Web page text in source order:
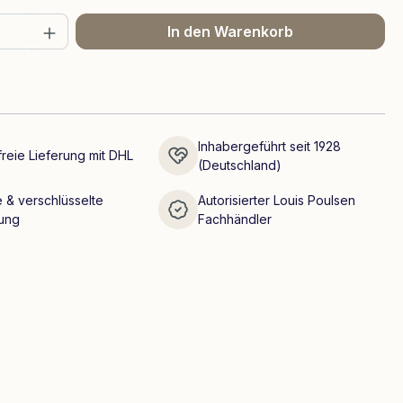
Anzahl: Gib den gewünschten Wert
In den Warenkorb
Lieferung mit DHL
Inhabergeführt seit 1928
(Deutschland)
& verschlüsselte
Autorisierter Louis Poulsen
Fachhändler